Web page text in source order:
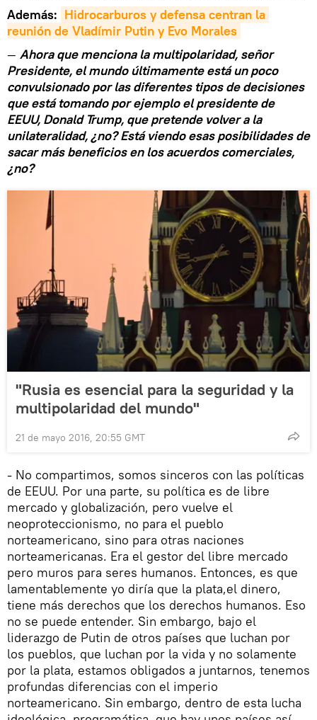
Además: Hidrocarburos y defensa centran la
reunión de Vladímir Putin y Evo Morales
— Ahora que menciona la multipolaridad, señor
Presidente, el mundo últimamente está un poco
convulsionado por las diferentes tipos de decisiones
que está tomando por ejemplo el presidente de
EEUU, Donald Trump, que pretende volver a la
unilateralidad, ¿no? Está viendo esas posibilidades de
sacar más beneficios en los acuerdos comerciales,
¿no?
"Rusia es esencial para la seguridad y la
multipolaridad del mundo"
21 de mayo 2016, 20:55 GMT
- No compartimos, somos sinceros con las políticas
de EEUU. Por una parte, su política es de libre
mercado y globalización, pero vuelve el
neoproteccionismo, no para el pueblo
norteamericano, sino para otras naciones
norteamericanas. Era el gestor del libre mercado
pero muros para seres humanos. Entonces, es que
lamentablemente yo diría que la plata,el dinero,
tiene más derechos que los derechos humanos. Eso
no se puede entender. Sin embargo, bajo el
liderazgo de Putin de otros países que luchan por
los pueblos, que luchan por la vida y no solamente
por la plata, estamos obligados a juntarnos, tenemos
profundas diferencias con el imperio
norteamericano. Sin embargo, dentro de esta lucha